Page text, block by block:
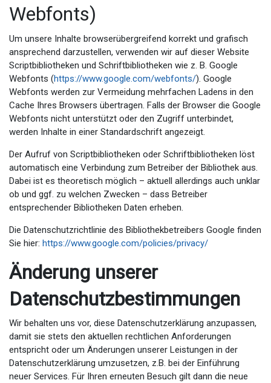
Webfonts)
Um unsere Inhalte browserübergreifend korrekt und grafisch
ansprechend darzustellen, verwenden wir auf dieser Website
Scriptbibliotheken und Schriftbibliotheken wie z. B. Google
Webfonts (https://www.google.com/webfonts/). Google
Webfonts werden zur Vermeidung mehrfachen Ladens in den
Cache Ihres Browsers übertragen. Falls der Browser die Google
Webfonts nicht unterstützt oder den Zugriff unterbindet,
werden Inhalte in einer Standardschrift angezeigt.
Der Aufruf von Scriptbibliotheken oder Schriftbibliotheken löst
automatisch eine Verbindung zum Betreiber der Bibliothek aus.
Dabei ist es theoretisch möglich – aktuell allerdings auch unklar
ob und ggf. zu welchen Zwecken – dass Betreiber
entsprechender Bibliotheken Daten erheben.
Die Datenschutzrichtlinie des Bibliothekbetreibers Google finden
Sie hier: https://www.google.com/policies/privacy/
Änderung unserer
Datenschutzbestimmungen
Wir behalten uns vor, diese Datenschutzerklärung anzupassen,
damit sie stets den aktuellen rechtlichen Anforderungen
entspricht oder um Änderungen unserer Leistungen in der
Datenschutzerklärung umzusetzen, z.B. bei der Einführung
neuer Services. Für Ihren erneuten Besuch gilt dann die neue